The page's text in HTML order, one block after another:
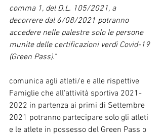
comma 1, del D.L. 105/2021, a
decorrere dal 6/08/2021 potranno
accedere nelle palestre solo le persone
munite delle certificazioni verdi Covid-19
(Green Pass)."
comunica agli atleti/e e alle rispettive
Famiglie che all'attività sportiva 2021-
2022 in partenza ai primi di Settembre
2021 potranno partecipare solo gli atleti
e le atlete in possesso del Green Pass o